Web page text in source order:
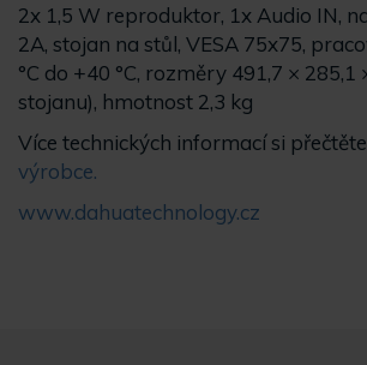
2x 1,5 W reproduktor, 1x Audio IN,
2A, stojan na stůl, VESA 75x75,
°C do +40 °C, rozměry 491,7 × 285,1
stojanu), hmotnost 2,3 kg
Více technických informací si
výrobce.
www.dahuatechnology.cz